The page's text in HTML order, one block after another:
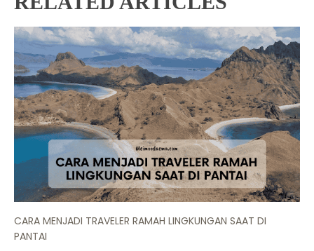
CARA MENJADI TRAVELER RAMAH LINGKUNGAN SAAT DI
PANTAI